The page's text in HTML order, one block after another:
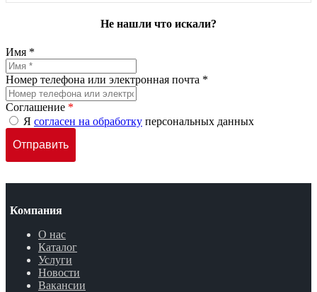
Не нашли что искали?
Имя *
Номер телефона или электронная почта *
Соглашение *
Я согласен на обработку персональных данных
Компания
О нас
Каталог
Услуги
Новости
Вакансии